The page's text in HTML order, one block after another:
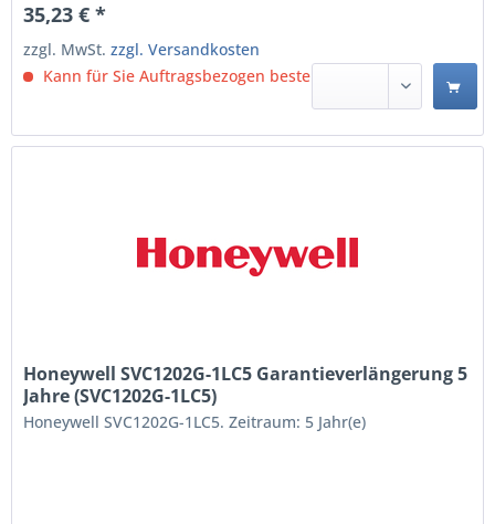
35,23 € *
zzgl. MwSt.zzgl. Versandkosten
Kann für Sie Auftragsbezogen bestellt werden.
Honeywell SVC1202G-1LC5 Garantieverlängerung 5
Jahre (SVC1202G-1LC5)
Honeywell SVC1202G-1LC5. Zeitraum: 5 Jahr(e)